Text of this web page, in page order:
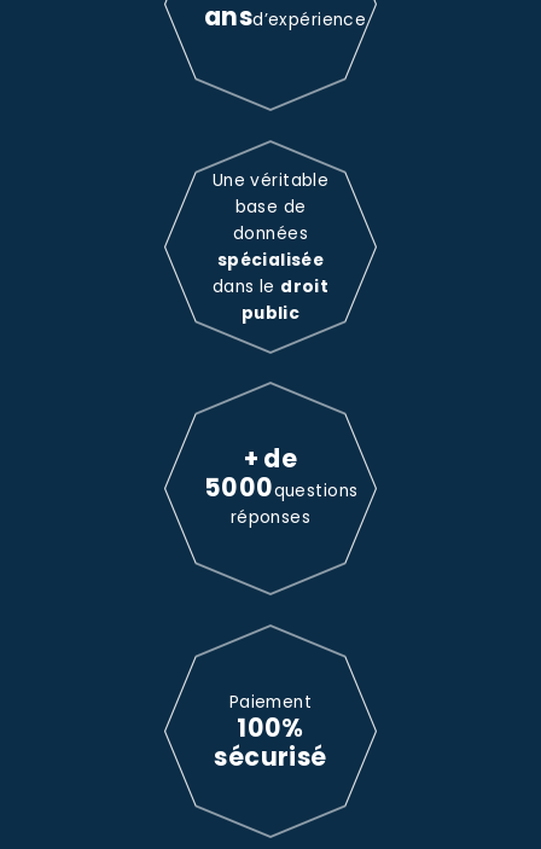
ansd’expérience
Une véritable
base de
données
spécialisée
dans le droit
public
+ de
5000questions
réponses
Paiement
100%
sécurisé